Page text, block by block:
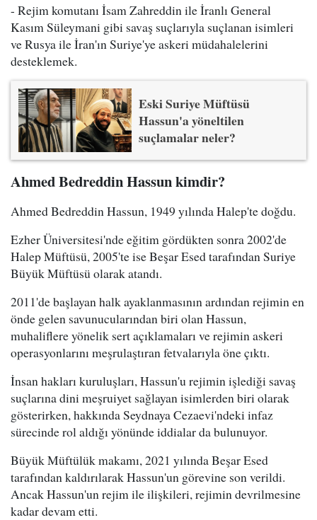
- Rejim komutanı İsam Zahreddin ile İranlı General
Kasım Süleymani gibi savaş suçlarıyla suçlanan isimleri
ve Rusya ile İran'ın Suriye'ye askeri müdahalelerini
desteklemek.
Eski Suriye Müftüsü
Hassun'a yöneltilen
suçlamalar neler?
Ahmed Bedreddin Hassun kimdir?
Ahmed Bedreddin Hassun, 1949 yılında Halep'te doğdu.
Ezher Üniversitesi'nde eğitim gördükten sonra 2002'de
Halep Müftüsü, 2005'te ise Beşar Esed tarafından Suriye
Büyük Müftüsü olarak atandı.
2011'de başlayan halk ayaklanmasının ardından rejimin en
önde gelen savunucularından biri olan Hassun,
muhaliflere yönelik sert açıklamaları ve rejimin askeri
operasyonlarını meşrulaştıran fetvalarıyla öne çıktı.
İnsan hakları kuruluşları, Hassun'u rejimin işlediği savaş
suçlarına dini meşruiyet sağlayan isimlerden biri olarak
gösterirken, hakkında Seydnaya Cezaevi'ndeki infaz
sürecinde rol aldığı yönünde iddialar da bulunuyor.
Büyük Müftülük makamı, 2021 yılında Beşar Esed
tarafından kaldırılarak Hassun'un görevine son verildi.
Ancak Hassun'un rejim ile ilişkileri, rejimin devrilmesine
kadar devam etti.